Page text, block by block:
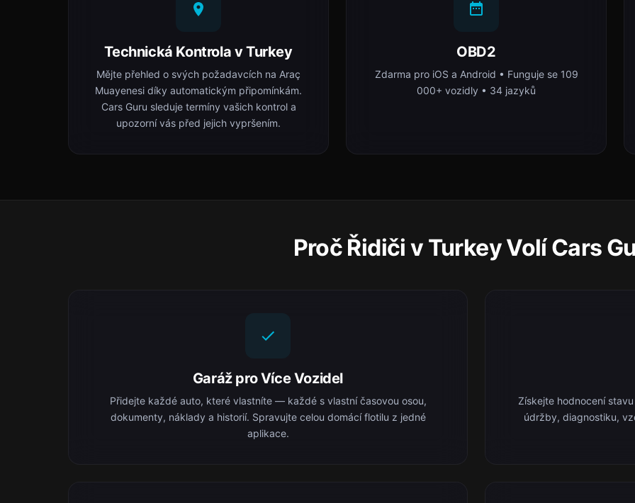
Technická Kontrola v Turkey
Mějte přehled o svých požadavcích na Araç
Muayenesi díky automatickým připomínkám.
Cars Guru sleduje termíny vašich kontrol a
upozorní vás před jejich vypršením.
OBD2
Zdarma pro iOS a Android • Funguje se 109
000+ vozidly • 34 jazyků
Proč Řidiči v Turkey Volí Cars
Garáž pro Více Vozidel
Přidejte každé auto, které vlastníte — každé s vlastní časovou osou,
dokumenty, náklady a historií. Spravujte celou domácí flotilu z jedné
aplikace.
Získejte hodnocení
údržby, diagnostiku,